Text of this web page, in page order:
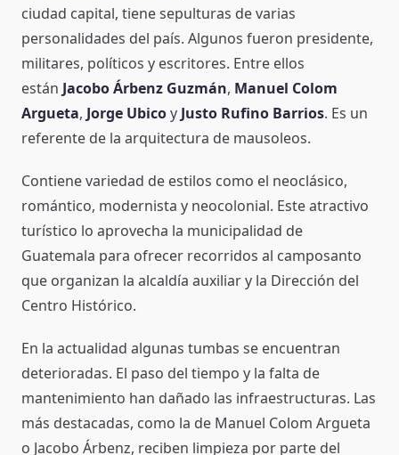
ciudad capital, tiene sepulturas de varias
personalidades del país. Algunos fueron presidente,
militares, políticos y escritores. Entre ellos
están Jacobo Árbenz Guzmán, Manuel Colom
Argueta, Jorge Ubicoy Justo Rufino Barrios. Es un
referente de la arquitectura de mausoleos.
Contiene variedad de estilos como el neoclásico,
romántico, modernista y neocolonial. Este atractivo
turístico lo aprovecha la municipalidad de
Guatemala para ofrecer recorridos al camposanto
que organizan la alcaldía auxiliar y la Dirección del
Centro Histórico.
En la actualidad algunas tumbas se encuentran
deterioradas. El paso del tiempo y la falta de
mantenimiento han dañado las infraestructuras. Las
más destacadas, como la de Manuel Colom Argueta
o Jacobo Árbenz, reciben limpieza por parte del